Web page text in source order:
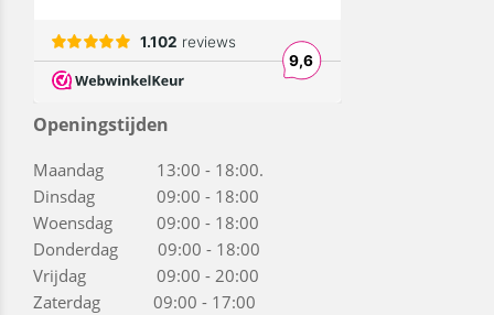
Openingstijden
Maandag 13:00 - 18:00.
Dinsdag 09:00 - 18:00
Woensdag 09:00 - 18:00
Donderdag 09:00 - 18:00
Vrijdag 09:00 - 20:00
Zaterdag 09:00 - 17:00